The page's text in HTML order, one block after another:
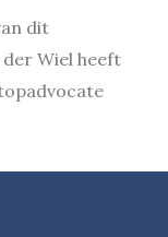
dit
Wiel heeft